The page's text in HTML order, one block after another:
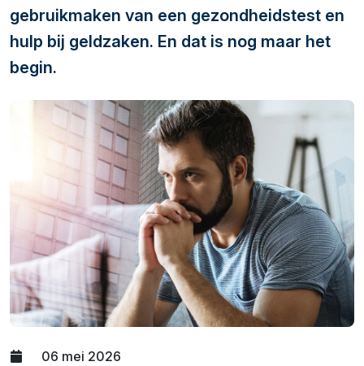
gebruikmaken van een gezondheidstest en
hulp bij geldzaken. En dat is nog maar het
begin.
06 mei 2026